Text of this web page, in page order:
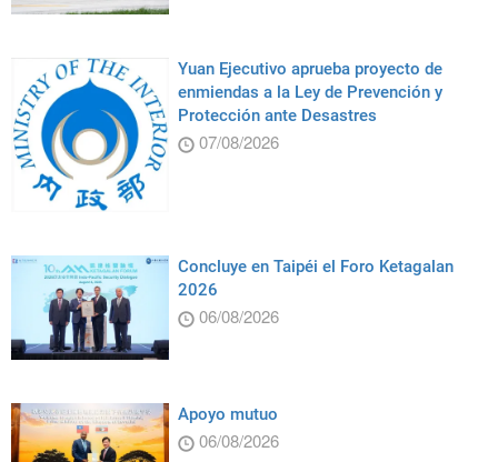
Yuan Ejecutivo aprueba proyecto de
enmiendas a la Ley de Prevención y
Protección ante Desastres
07/08/2026
Concluye en Taipéi el Foro Ketagalan
2026
06/08/2026
Apoyo mutuo
06/08/2026